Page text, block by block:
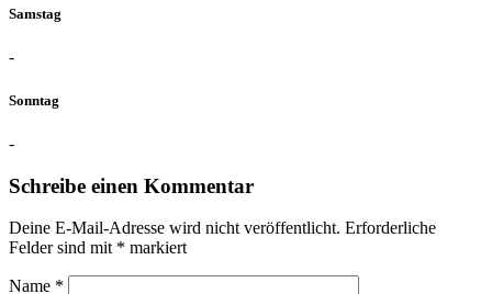
Samstag
-
Sonntag
-
Schreibe einen Kommentar
Deine E-Mail-Adresse wird nicht veröffentlicht. Erforderliche
Felder sind mit * markiert
Name *